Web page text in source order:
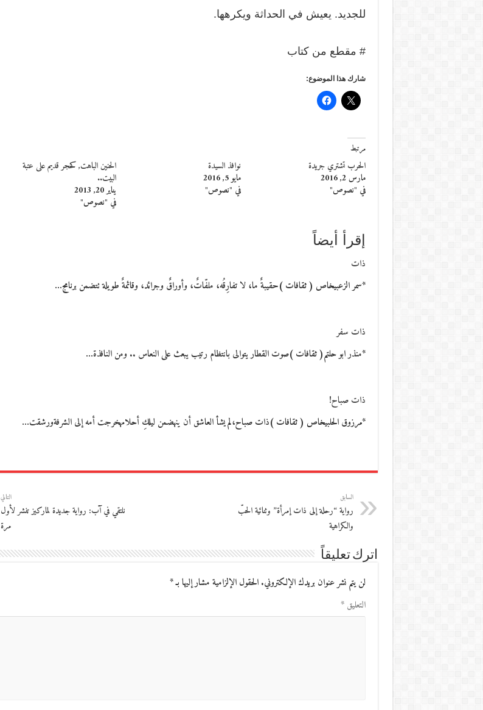
للجديد. يعيش في الحداثة ويكرهها.
# مقطع من كتاب
شارك هذا الموضوع:
مرتبط
الحرب تشتري جريدة
مارس 2, 2016
في "نصوص"
نوافذ السيدة
مايو 5, 2016
في "نصوص"
الحنين الباهت, كحجر قديم على عتبة
البيت..
يناير 20, 2013
في "نصوص"
إقرأ أيضاً
ذات
*سمر الزعبيخاص ( ثقافات )حقيبةٌ ما، لا تفارِقُه، ملفّاتٌ، وأوراقٌ وجرائد، وقائمةٌ طويلة تتضمن برنامج…
ذات سفر
*منذر ابو حلتم( ثقافات )صوت القطار يتوالى بانتظام رتيب يبعث على النعاس .. ومن النافذة…
ذات صباح!
*مرزوق الحلبيخاص ( ثقافات )ذات صباح،لم يشأ العاشق أن ينهضمن ليلكِ أحلامهخرجت أمه إلى الشرفةورشقت…
السابق
رواية “رحلة إلى ذات إمرأة” وثنائية الحبّ
والكراهية
التالي
نلتقي في آب: رواية جديدة لماركيز تنشر لأول
مرة
اترك تعليقاً
لن يتم نشر عنوان بريدك الإلكتروني. الحقول الإلزامية مشار إليها بـ*
التعليق*